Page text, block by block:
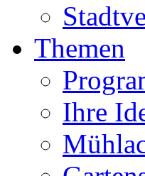
Themen
Ihre